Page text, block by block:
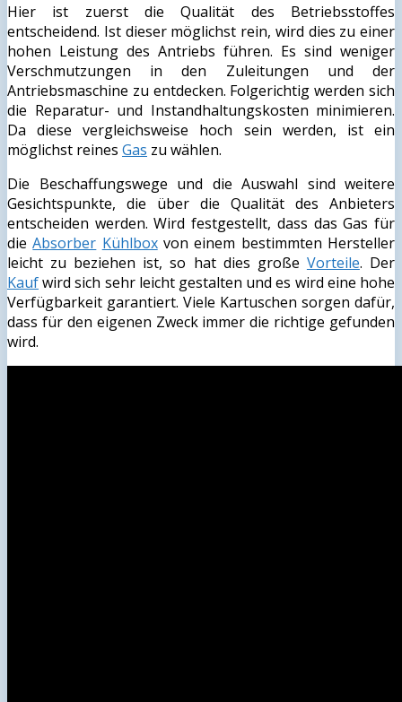
Hier ist zuerst die Qualität des Betriebsstoffes
entscheidend. Ist dieser möglichst rein, wird dies zu einer
hohen Leistung des Antriebs führen. Es sind weniger
Verschmutzungen in den Zuleitungen und der
Antriebsmaschine zu entdecken. Folgerichtig werden sich
die Reparatur- und Instandhaltungskosten minimieren.
Da diese vergleichsweise hoch sein werden, ist ein
möglichst reines Gas zu wählen.
Die Beschaffungswege und die Auswahl sind weitere
Gesichtspunkte, die über die Qualität des Anbieters
entscheiden werden. Wird festgestellt, dass das Gas für
dieAbsorber Kühlboxvon einem bestimmten Hersteller
leicht zu beziehen ist, so hat dies große Vorteile. Der
Kaufwird sich sehr leicht gestalten und es wird eine hohe
Verfügbarkeit garantiert. Viele Kartuschen sorgen dafür,
dass für den eigenen Zweck immer die richtige gefunden
wird.